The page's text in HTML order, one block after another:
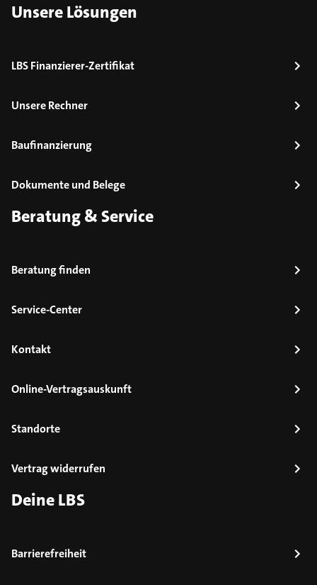
Unsere Lösungen
LBS Finanzierer-Zertifikat
Unsere Rechner
Baufinanzierung
Dokumente und Belege
Beratung & Service
Beratung finden
Service-Center
Kontakt
Online-Vertragsauskunft
Standorte
Vertrag widerrufen
Deine LBS
Barrierefreiheit